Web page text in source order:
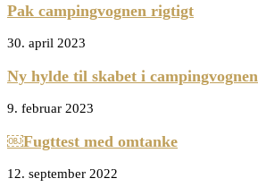
Pak campingvognen rigtigt
30. april 2023
Ny hylde til skabet i campingvognen
9. februar 2023
￼Fugttest med omtanke
12. september 2022